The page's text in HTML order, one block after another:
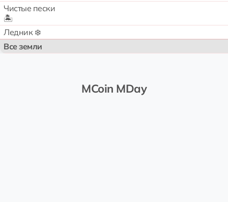
Чистые пески
🏝️
Ледник ❄️
Все земли
MCoin MDay